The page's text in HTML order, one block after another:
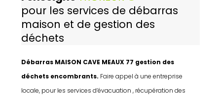
pour les services de débarras
maison et de gestion des
déchets
Débarras MAISON CAVE MEAUX 77 gestion des
déchets encombrants. Faire appel à une entreprise
locale, pour les services d’évacuation , récupération des